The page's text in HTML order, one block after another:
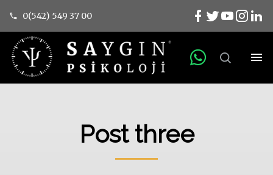
0(542) 549 37 00
Post three